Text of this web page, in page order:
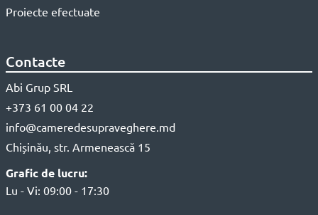
Proiecte efectuate
Contacte
Abi Grup SRL
+373 61 00 04 22
info@cameredesupraveghere.md
Chișinău, str. Armenească 15
Grafic de lucru:
Lu - Vi: 09:00 - 17:30